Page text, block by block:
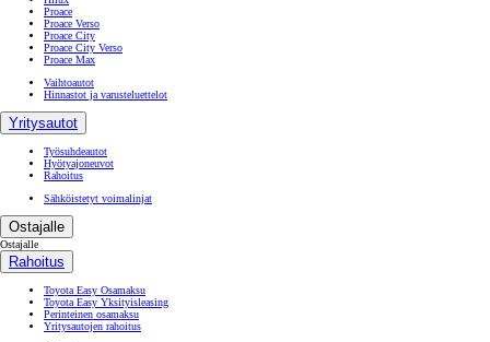
Proace
Proace Verso
Proace City
Proace City Verso
Proace Max
Vaihtoautot
Hinnastot ja varusteluettelot
Yritysautot
Työsuhdeautot
Hyötyajoneuvot
Rahoitus
Sähköistetyt voimalinjat
Ostajalle
Ostajalle
Rahoitus
Toyota Easy Osamaksu
Toyota Easy Yksityisleasing
Perinteinen osamaksu
Yritysautojen rahoitus